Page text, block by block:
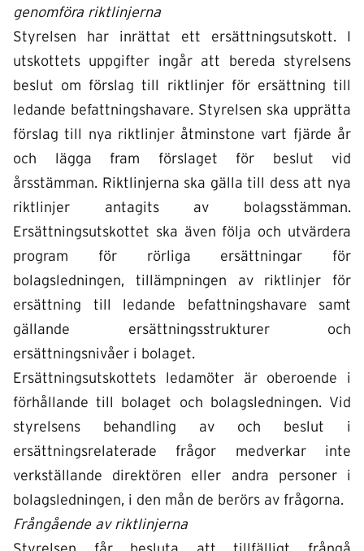
genomföra riktlinjerna
Styrelsen har inrättat ett ersättningsutskott. I
utskottets uppgifter ingår att bereda styrelsens
beslut om förslag till riktlinjer för ersättning till
ledande befattningshavare. Styrelsen ska upprätta
förslag till nya riktlinjer åtminstone vart fjärde år
och lägga fram förslaget för beslut vid
årsstämman. Riktlinjerna ska gälla till dess att nya
riktlinjer antagits av bolagsstämman.
Ersättningsutskottet ska även följa och utvärdera
program för rörliga ersättningar för
bolagsledningen, tillämpningen av riktlinjer för
ersättning till ledande befattningshavare samt
gällande ersättningsstrukturer och
ersättningsnivåer i bolaget.
Ersättningsutskottets ledamöter är oberoende i
förhållande till bolaget och bolagsledningen. Vid
styrelsens behandling av och beslut i
ersättningsrelaterade frågor medverkar inte
verkställande direktören eller andra personer i
bolagsledningen, i den mån de berörs av frågorna.
Frångående av riktlinjerna